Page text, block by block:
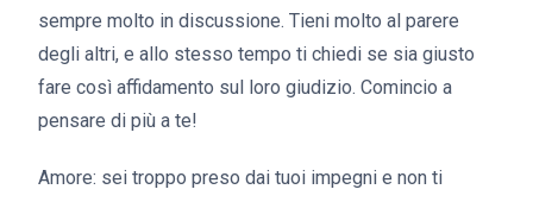
sempre molto in discussione. Tieni molto al parere
degli altri, e allo stesso tempo ti chiedi se sia giusto
fare così affidamento sul loro giudizio. Comincio a
pensare di più a te!
Amore: sei troppo preso dai tuoi impegni e non ti